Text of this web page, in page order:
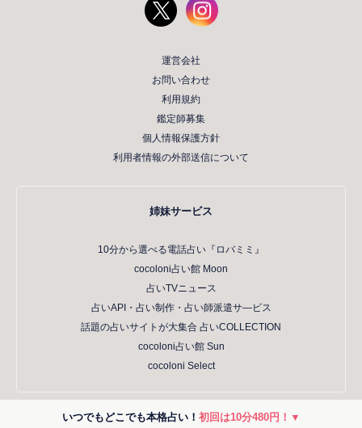
いつでもどこでも本格占い！ 初回は10分480円！▼
運営会社
お問い合わせ
利用規約
鑑定師募集
個人情報保護方針
利用者情報の外部送信について
姉妹サービス
10分から選べる電話占い『ロバミミ』
cocoloni占い館 Moon
占いTVニュース
占いAPI・占い制作・占い師派遣サ―ビス
話題の占いサイトが大集合 占いCOLLECTION
cocoloni占い館 Sun
cocoloni Select